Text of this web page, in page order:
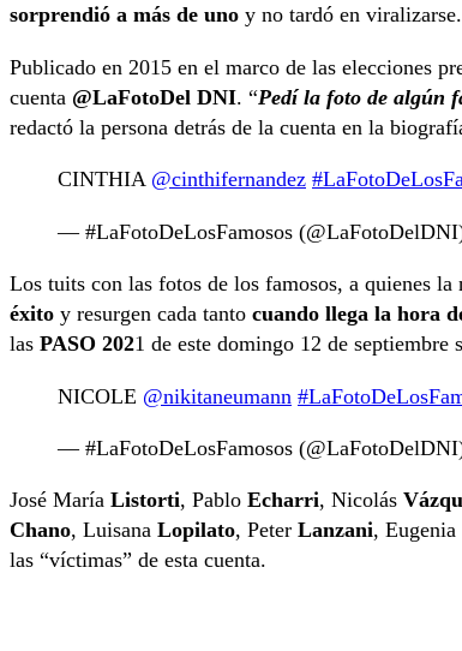
sorprendió a más de uno y no tardó en viralizarse.
Publicado en 2015 en el marco de las elecciones
cuenta @LaFotoDel DNI. “Pedí la foto de algún
redactó la persona detrás de la cuenta en la
CINTHIA @cinthifernandez
— #LaFotoDeLosFamosos
Los tuits con las fotos de los famosos, a quienes
éxito y resurgen cada tanto cuando llega la hora
las PASO 2021 de este domingo 12 de septiembre
NICOLE @nikitaneumann
— #LaFotoDeLosFamosos
José María Listorti, Pablo Echarri, Nicolás
Chano, Luisana Lopilato, Peter Lanzani, Eugenia
las “víctimas” de esta cuenta.